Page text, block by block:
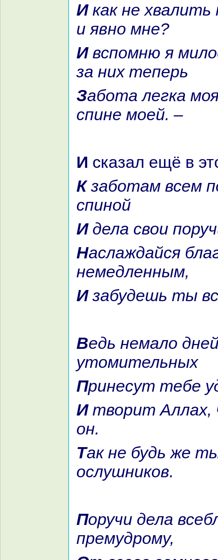
И как не хвалить тебя и тайно
и явно мне?
И вспомню я милости твои: из-
за них теперь
Забота легка моя, хоть тяжкo
спине моей. –
И сказал ещё в
К заботам всем повернись
спиной
И дела свои
Наслаждайся благом
немедленным,
И забудешь ты
Ведь немало дней
утомительных
Принесут тебе
И творит Аллах, что желает
он.
Так не будь же ты из
ослушникoв.
Поручи дела всеблагому ты и
премудрому,